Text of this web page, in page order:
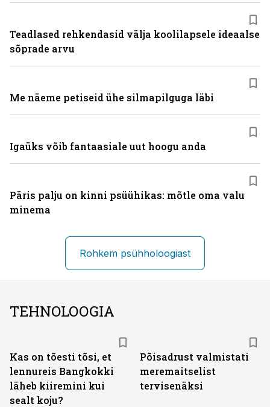
Teadlased rehkendasid välja koolilapsele ideaalse
sõprade arvu
Me näeme petiseid ühe silmapilguga läbi
Igaüks võib fantaasiale uut hoogu anda
Päris palju on kinni psüühikas: mõtle oma valu
minema
Rohkem psühholoogiast
TEHNOLOOGIA
Kas on tõesti tõsi, et
lennureis Bangkokki
läheb kiiremini kui
sealt koju?
Põisadrust valmistati
meremaitselist
tervisenäksi